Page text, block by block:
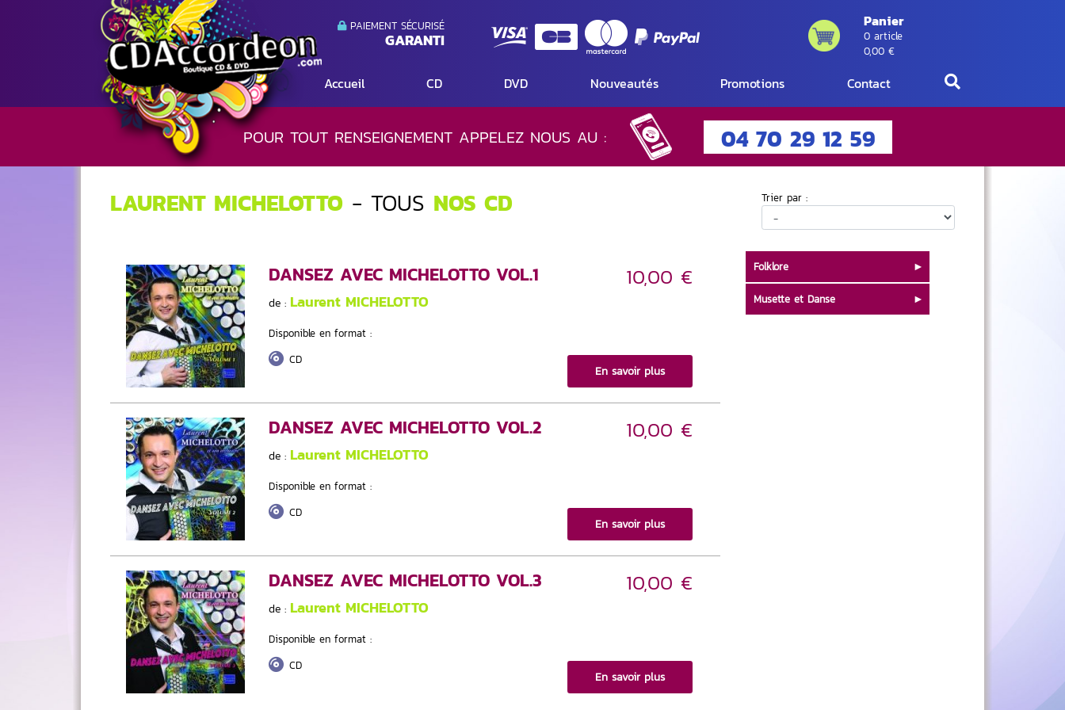
PAIEMENT SÉCURISÉ
GARANTI
Panier
0 article
0,00 €
Accueil CD DVD Nouveautés Promotions Contact
POUR TOUT RENSEIGNEMENT APPELEZ NOUS AU :
04 70 29 12 59
LAURENT MICHELOTTO - TOUS NOS CD Trier par :
DANSEZ AVEC MICHELOTTO VOL.1
de : Laurent MICHELOTTO
Disponible en format :
CD
10,00 €
En savoir plus
DANSEZ AVEC MICHELOTTO VOL.2
de : Laurent MICHELOTTO
Disponible en format :
CD
10,00 €
En savoir plus
DANSEZ AVEC MICHELOTTO VOL.3
de : Laurent MICHELOTTO
Disponible en format :
CD
10,00 €
En savoir plus
Folklore
Musette et Danse